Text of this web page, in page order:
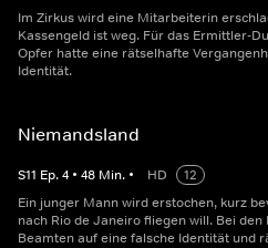
Im Zirkus wird eine Mitarbeiterin
Kassengeld ist weg. Für das Ermittler-
Opfer hatte eine rätselhafte
Identität.
Niemandsland
S11 Ep.4 • 48 Min. • HD
12
Ein junger Mann wird erstochen, kurz
nach Rio de Janeiro fliegen will. Bei
Beamten auf eine falsche Identität und